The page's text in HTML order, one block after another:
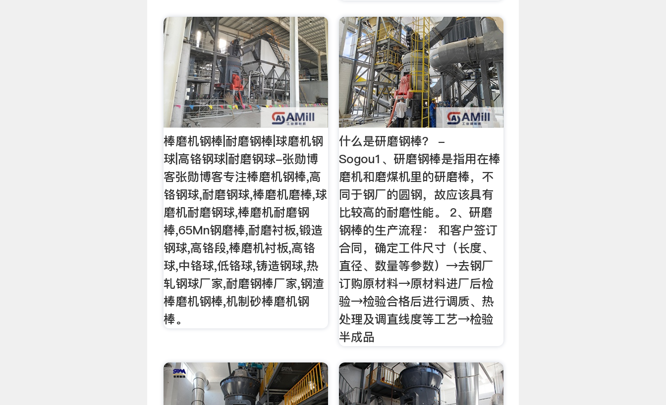
棒磨机钢棒|耐磨钢棒|球磨机钢
球|高铬钢球|耐磨钢球-张勋博
客张勋博客专注棒磨机钢棒,高
铬钢球,耐磨钢球,棒磨机磨棒,球
磨机耐磨钢球,棒磨机耐磨钢
棒,65Mn钢磨棒,耐磨衬板,锻造
钢球,高铬段,棒磨机衬板,高铬
球,中铬球,低铬球,铸造钢球,热
轧钢球厂家,耐磨钢棒厂家,钢渣
棒磨机钢棒,机制砂棒磨机钢
棒。
什么是研磨钢棒？ -
Sogou1、研磨钢棒是指用在棒
磨机和磨煤机里的研磨棒，不
同于钢厂的圆钢，故应该具有
比较高的耐磨性能。 2、研磨
钢棒的生产流程： 和客户签订
合同，确定工件尺寸（长度、
直径、数量等参数）→去钢厂
订购原材料→原材料进厂后检
验→检验合格后进行调质、热
处理及调直线度等工艺→检验
半成品